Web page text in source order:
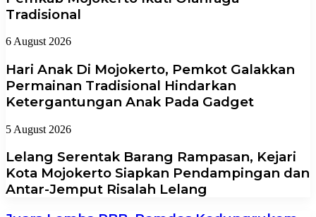
Tradisional
6 August 2026
Hari Anak Di Mojokerto, Pemkot Galakkan
Permainan Tradisional Hindarkan
Ketergantungan Anak Pada Gadget
5 August 2026
Lelang Serentak Barang Rampasan, Kejari
Kota Mojokerto Siapkan Pendampingan dan
Antar-Jemput Risalah Lelang